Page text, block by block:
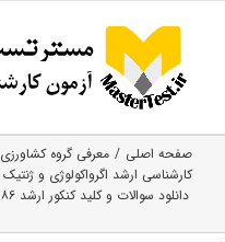
content
صفحه اصلی
معرفی گروه
کارشناسی ارشد اگرواکولوژی و